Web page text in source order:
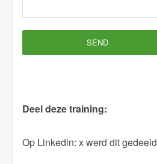
e
i
f
Deel deze training:
Op Linkedin:x werd dit gedeeld